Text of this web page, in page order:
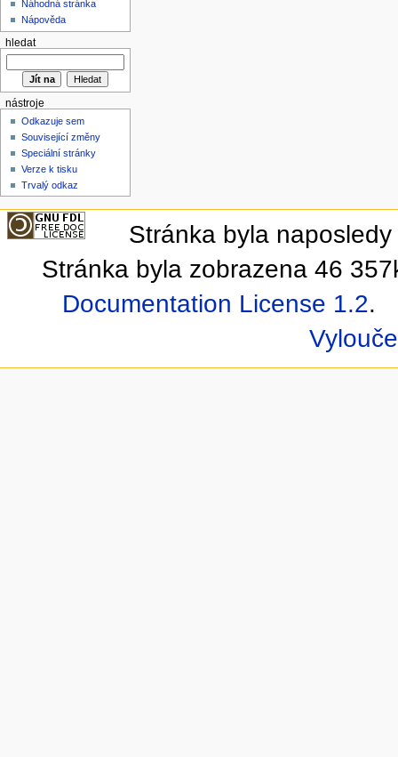
Náhodná stránka
Nápověda
hledat
nástroje
Odkazuje sem
Související změny
Speciální stránky
Verze k tisku
Trvalý odkaz
Stránka byla
Stránka byla zobrazena 46
Documentation License 1.2.